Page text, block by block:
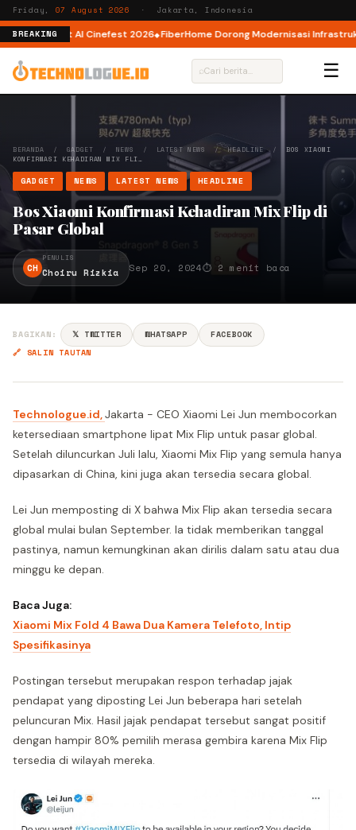
Friday, 07 August 2026 · Jakarta, Indonesia
BREAKING
AI lewat AI Cinefest 2026 FiberHome Dorong Modernisasi
⌕ ☰
BERANDA / GADGET / NEWS / LATEST NEWS /HEADLINE /BOS XIAOMI
KONFIRMASI KEHADIRAN MIX FLI…
GADGET NEWS LATEST NEWS HEADLINE
Bos Xiaomi Konfirmasi Kehadiran Mix Flip di
Pasar Global
CH
PENULIS
Choiru Rizkia Sep 20, 2024⏱ 2 menit baca
BAGIKAN: 𝕏 TWITTER WHATSAPP
FACEBOOK
🔗 SALIN TAUTAN
Technologue.id,Jakarta - CEO Xiaomi Lei Jun membocorkan
ketersediaan smartphone lipat Mix Flip untuk pasar global.
Setelah diluncurkan Juli lalu, Xiaomi Mix Flip yang semula hanya
dipasarkan di China, kini juga akan tersedia secara global.
Lei Jun memposting di X bahwa Mix Flip akan tersedia secara
global mulai bulan September. Ia tidak memberikan tanggal
pastinya, namun kemungkinan akan dirilis dalam satu atau dua
minggu ke depan.
Baca Juga:
Xiaomi Mix Fold 4 Bawa Dua Kamera Telefoto, Intip
Spesifikasinya
Postingan tersebut merupakan respon terhadap jajak
pendapat yang diposting Lei Jun beberapa hari setelah
peluncuran Mix. Hasil jajak pendapat tersebut sangat positif
dengan hampir 80% pemilih merasa gembira karena Mix Flip
tersedia di wilayah mereka.